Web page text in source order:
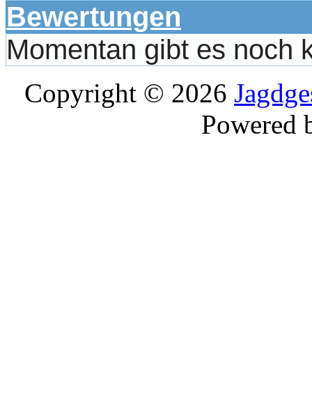
Bewertungen
Momentan gibt es noch
Copyright © 2026
Powered